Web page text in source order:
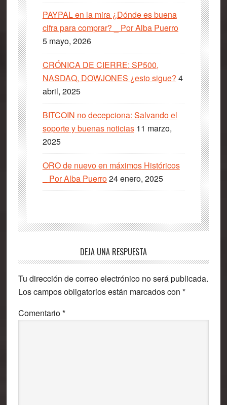
PAYPAL en la mira ¿Dónde es buena
cifra para comprar? _ Por Alba Puerro
5 mayo, 2026
CRÓNICA DE CIERRE: SP500,
NASDAQ, DOWJONES ¿esto sigue? 4
abril, 2025
BITCOIN no decepciona: Salvando el
soporte y buenas noticias 11 marzo,
2025
ORO de nuevo en máximos Históricos
_ Por Alba Puerro24 enero, 2025
Interacciones
con
los
lectores
DEJA UNA RESPUESTA
Tu dirección de correo electrónico no será publicada.
Los campos obligatorios están marcados con *
Comentario*